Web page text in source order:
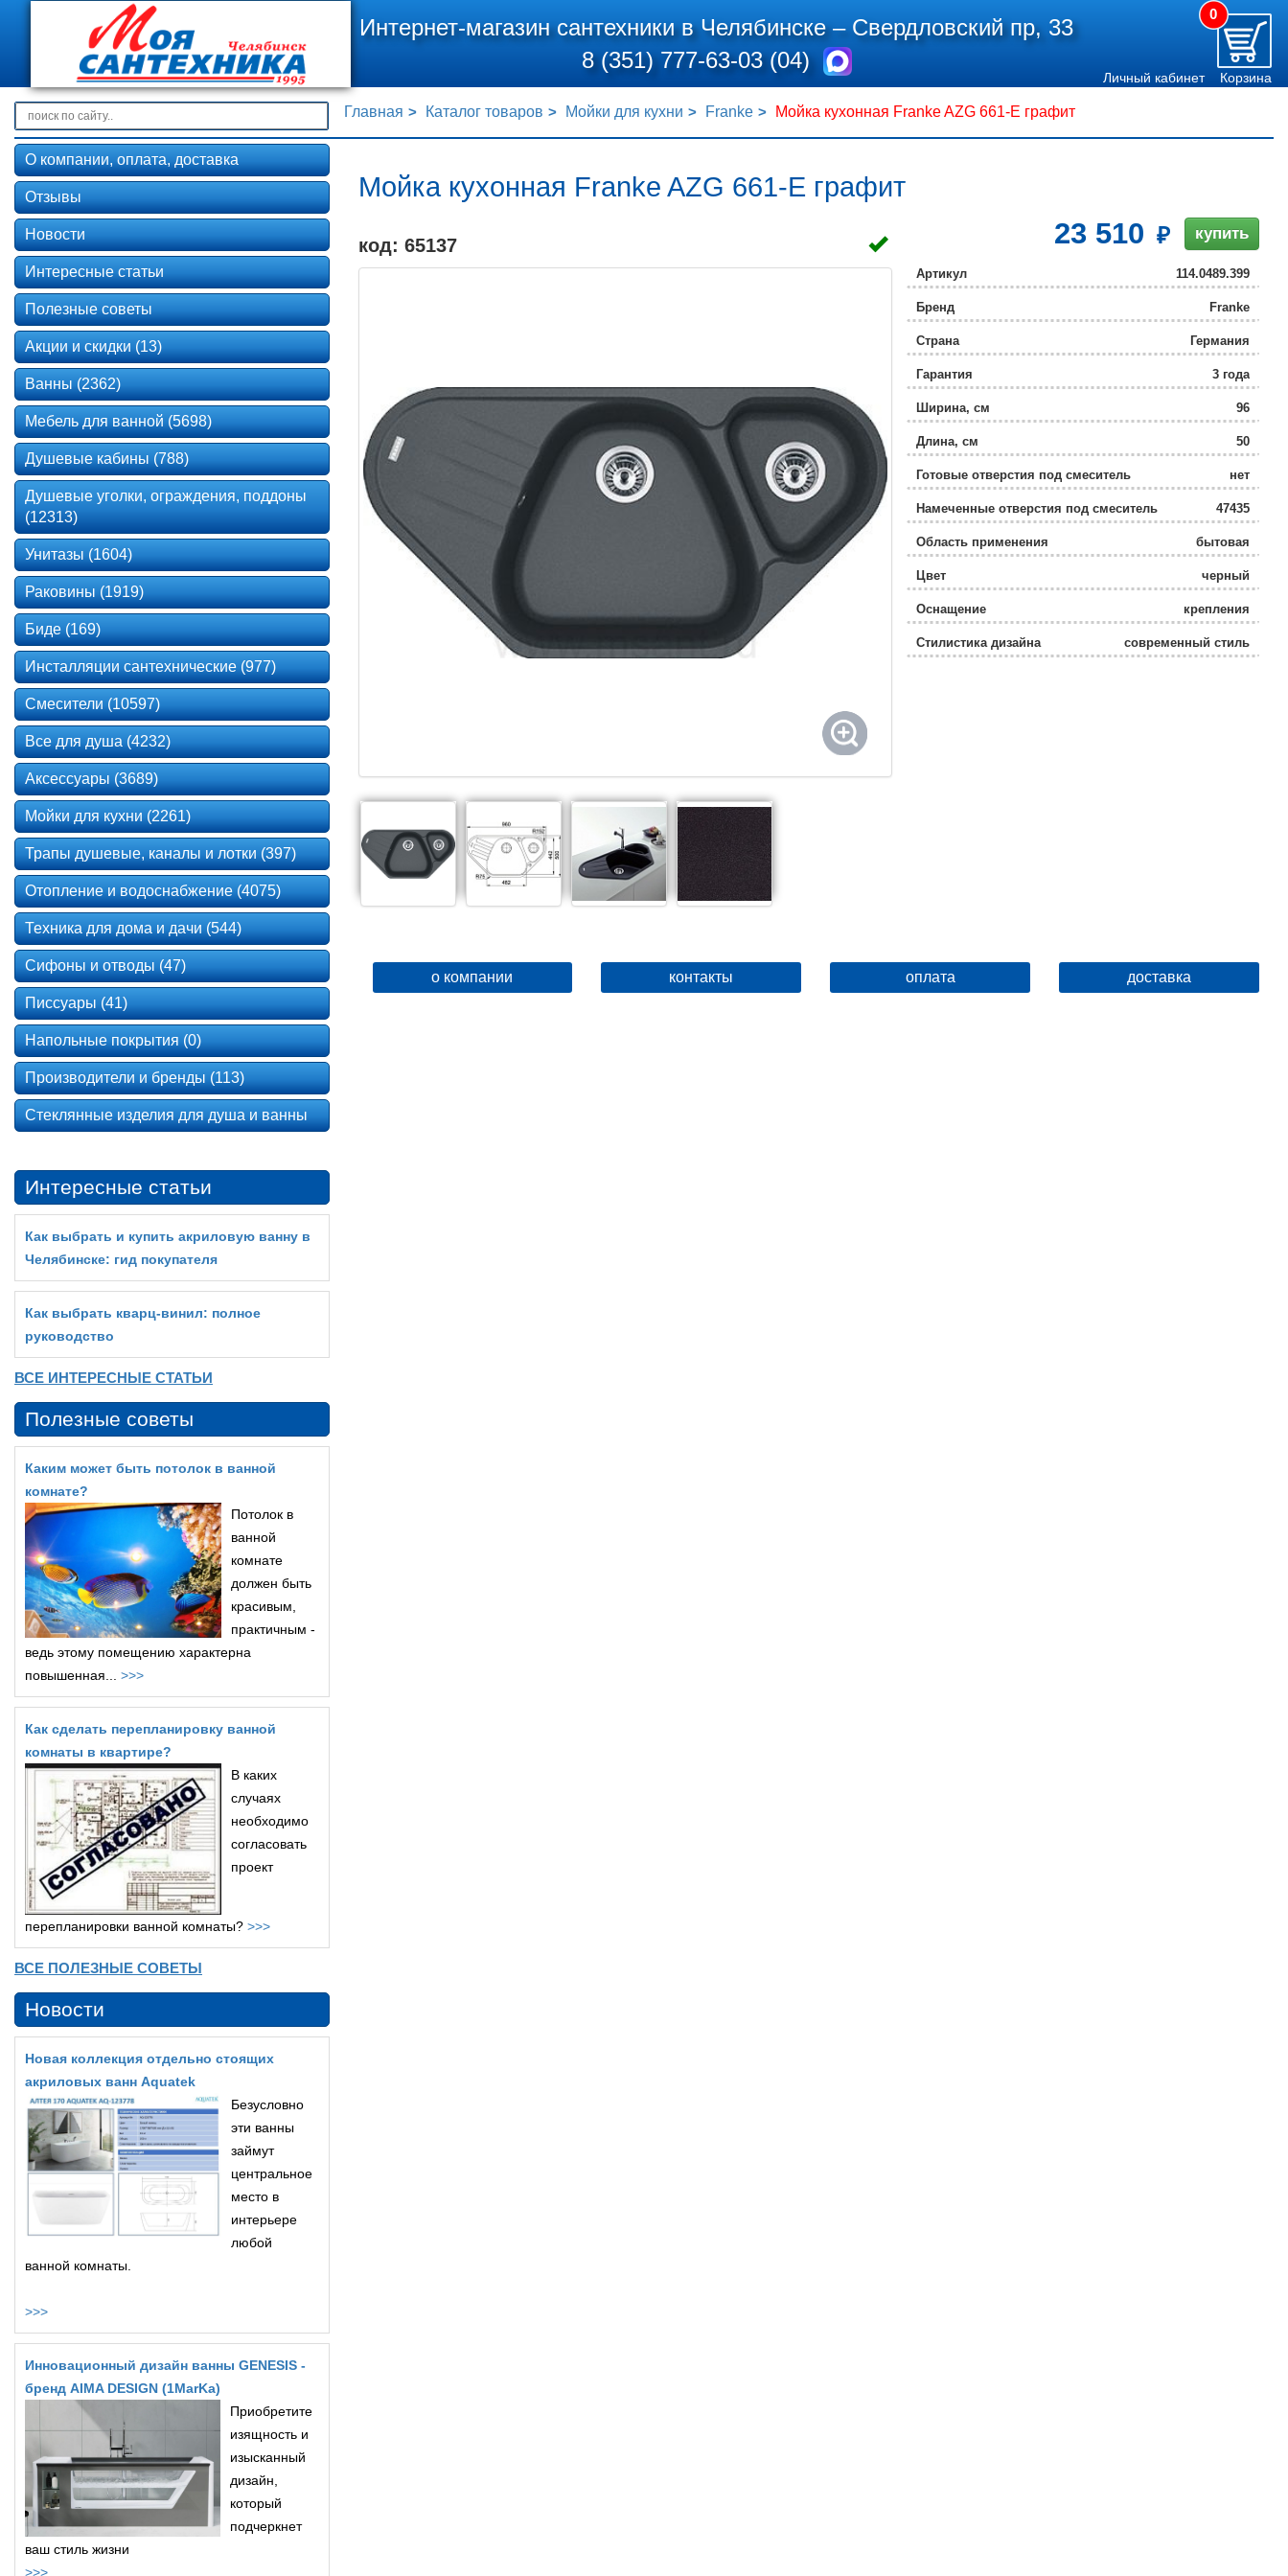
Интернет-магазин сантехники в Челябинске –Свердловский пр, 33
8 (351) 777-63-03 (04)
0
Личный кабинет Корзина
Главная Каталог товаров Мойки для кухни Franke Мойка кухонная Franke AZG 661-E графит
Мойка кухонная Franke AZG 661-E графит
код: 65137 23 510 купить
Артикул 114.0489.399
Бренд Franke
Страна Германия
Гарантия 3 года
Ширина, см 96
Длина, см 50
Готовые отверстия под смеситель нет
Намеченные отверстия под смеситель 47435
Область применения бытовая
Цвет черный
Оснащение крепления
Стилистика дизайна современный стиль
о компании контакты оплата доставка
О компании, оплата, доставка
Отзывы
Новости
Интересные статьи
Полезные советы
Акции и скидки (13)
Ванны (2362)
Мебель для ванной (5698)
Душевые кабины (788)
Душевые уголки, ограждения, поддоны
(12313)
Унитазы (1604)
Раковины (1919)
Биде (169)
Инсталляции сантехнические (977)
Смесители (10597)
Все для душа (4232)
Аксессуары (3689)
Мойки для кухни (2261)
Трапы душевые, каналы и лотки (397)
Отопление и водоснабжение (4075)
Техника для дома и дачи (544)
Сифоны и отводы (47)
Писсуары (41)
Напольные покрытия (0)
Производители и бренды (113)
Стеклянные изделия для душа и ванны
Интересные статьи
Как выбрать и купить акриловую ванну в
Челябинске: гид покупателя
Как выбрать кварц‑винил: полное
руководство
ВСЕ ИНТЕРЕСНЫЕ СТАТЬИ
Полезные советы
Каким может быть потолок в ванной
комнате?
Потолок в
ванной
комнате
должен быть
красивым,
практичным -
ведь этому помещению характерна
повышенная... >>>
Как сделать перепланировку ванной
комнаты в квартире?
В каких
случаях
необходимо
согласовать
проект
перепланировки ванной комнаты? >>>
ВСЕ ПОЛЕЗНЫЕ СОВЕТЫ
Новости
Новая коллекция отдельно стоящих
акриловых ванн Aquatek
Безусловно
эти ванны
займут
центральное
место в
интерьере
любой
ванной комнаты.
>>>
Инновационный дизайн ванны GENESIS -
бренд AIMA DESIGN (1MarKa)
Приобретите
изящность и
изысканный
дизайн,
который
подчеркнет
ваш стиль жизни
>>>